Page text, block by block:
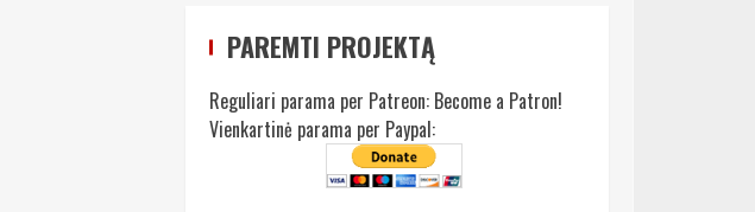
PAREMTI PROJEKTĄ
Reguliari parama per Patreon: Become a Patron!
Vienkartinė parama per Paypal: